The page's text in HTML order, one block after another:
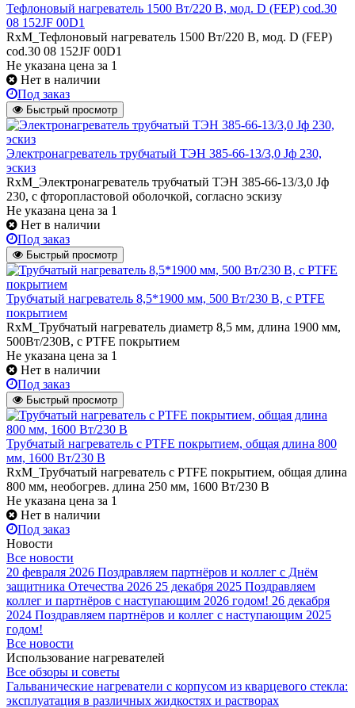
Тефлоновый нагреватель 1500 Вт/220 В, мод. D (FEP) cod.30
08 152JF 00D1
RxM_Тефлоновый нагреватель 1500 Вт/220 В, мод. D (FEP)
cod.30 08 152JF 00D1
Не указана цена за 1
Нет в наличии
Под заказ
Быстрый просмотр
Электронагреватель трубчатый ТЭН 385-66-13/3,0 Jф 230,
эскиз
RxM_Электронагреватель трубчатый ТЭН 385-66-13/3,0 Jф
230, с фторопластовой оболочкой, согласно эскизу
Не указана цена за 1
Нет в наличии
Под заказ
Быстрый просмотр
Трубчатый нагреватель 8,5*1900 мм, 500 Вт/230 В, с PTFE
покрытием
RxM_Трубчатый нагреватель диаметр 8,5 мм, длина 1900 мм,
500Вт/230В, c PTFE покрытием
Не указана цена за 1
Нет в наличии
Под заказ
Быстрый просмотр
Трубчатый нагреватель с PTFE покрытием, общая длина 800
мм, 1600 Вт/230 В
RxM_Трубчатый нагреватель с PTFE покрытием, общая длина
800 мм, необогрев. длина 250 мм, 1600 Вт/230 В
Не указана цена за 1
Нет в наличии
Под заказ
Новости
Все новости
20 февраля 2026 Поздравляем партнёров и коллег с Днём
защитника Отечества 2026 25 декабря 2025 Поздравляем
коллег и партнёров с наступающим 2026 годом! 26 декабря
2024 Поздравляем партнёров и коллег с наступающим 2025
годом!
Все новости
Использование нагревателей
Все обзоры и советы
Гальванические нагреватели с корпусом из кварцевого стекла:
эксплуатация в различных жидкостях и растворах